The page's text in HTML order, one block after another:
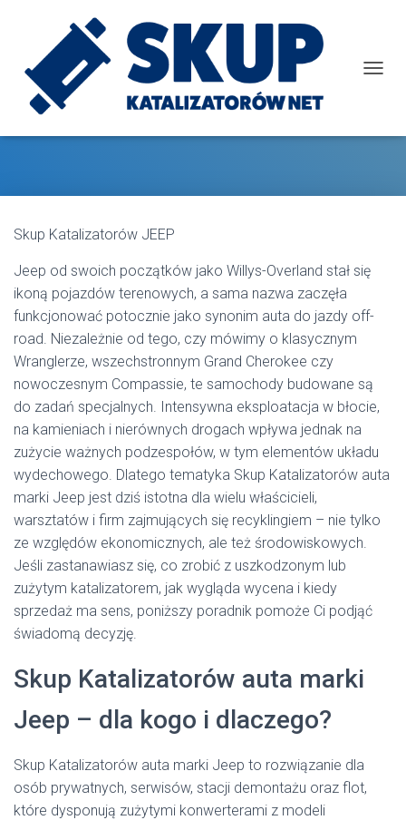
Skup Katalizatorów JEEP
Jeep od swoich początków jako Willys-Overland stał się
ikoną pojazdów terenowych, a sama nazwa zaczęła
funkcjonować potocznie jako synonim auta do jazdy off-
road. Niezależnie od tego, czy mówimy o klasycznym
Wranglerze, wszechstronnym Grand Cherokee czy
nowoczesnym Compassie, te samochody budowane są
do zadań specjalnych. Intensywna eksploatacja w błocie,
na kamieniach i nierównych drogach wpływa jednak na
zużycie ważnych podzespołów, w tym elementów układu
wydechowego. Dlatego tematyka Skup Katalizatorów auta
marki Jeep jest dziś istotna dla wielu właścicieli,
warsztatów i firm zajmujących się recyklingiem – nie tylko
ze względów ekonomicznych, ale też środowiskowych.
Jeśli zastanawiasz się, co zrobić z uszkodzonym lub
zużytym katalizatorem, jak wygląda wycena i kiedy
sprzedaż ma sens, poniższy poradnik pomoże Ci podjąć
świadomą decyzję.
Skup Katalizatorów auta marki
Jeep – dla kogo i dlaczego?
Skup Katalizatorów auta marki Jeep to rozwiązanie dla
osób prywatnych, serwisów, stacji demontażu oraz flot,
które dysponują zużytymi konwerterami z modeli